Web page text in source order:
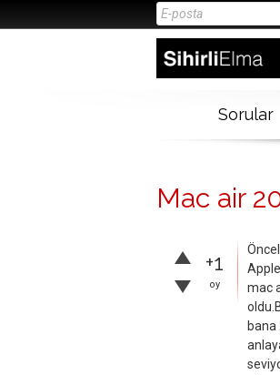
Sorular
Mac air
+1
oy
mac